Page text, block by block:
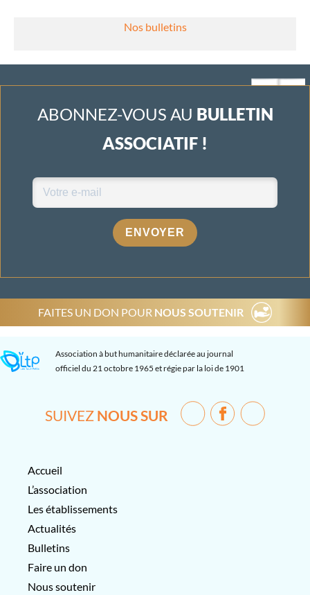
Nos bulletins
ABONNEZ-VOUS AU BULLETIN
ASSOCIATIF !
ENVOYER
FAITES UN DON POUR NOUS SOUTENIR
Association à but humanitaire déclarée au journal
officiel du 21 octobre 1965 et régie par la loi de 1901
SUIVEZ NOUS SUR
Accueil
L’association
Les établissements
Actualités
Bulletins
Faire un don
Nous soutenir